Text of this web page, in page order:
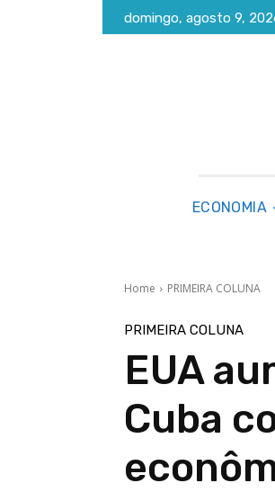
domingo, agosto 9,
ECONOMIA
Home PRIMEIRA COLUNA
PRIMEIRA COLUNA
EUA
Cuba